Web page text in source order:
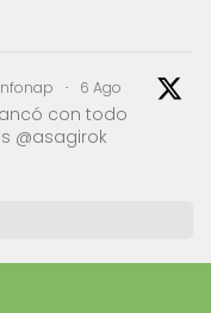
· 6 Ago
con todo
@asagirok